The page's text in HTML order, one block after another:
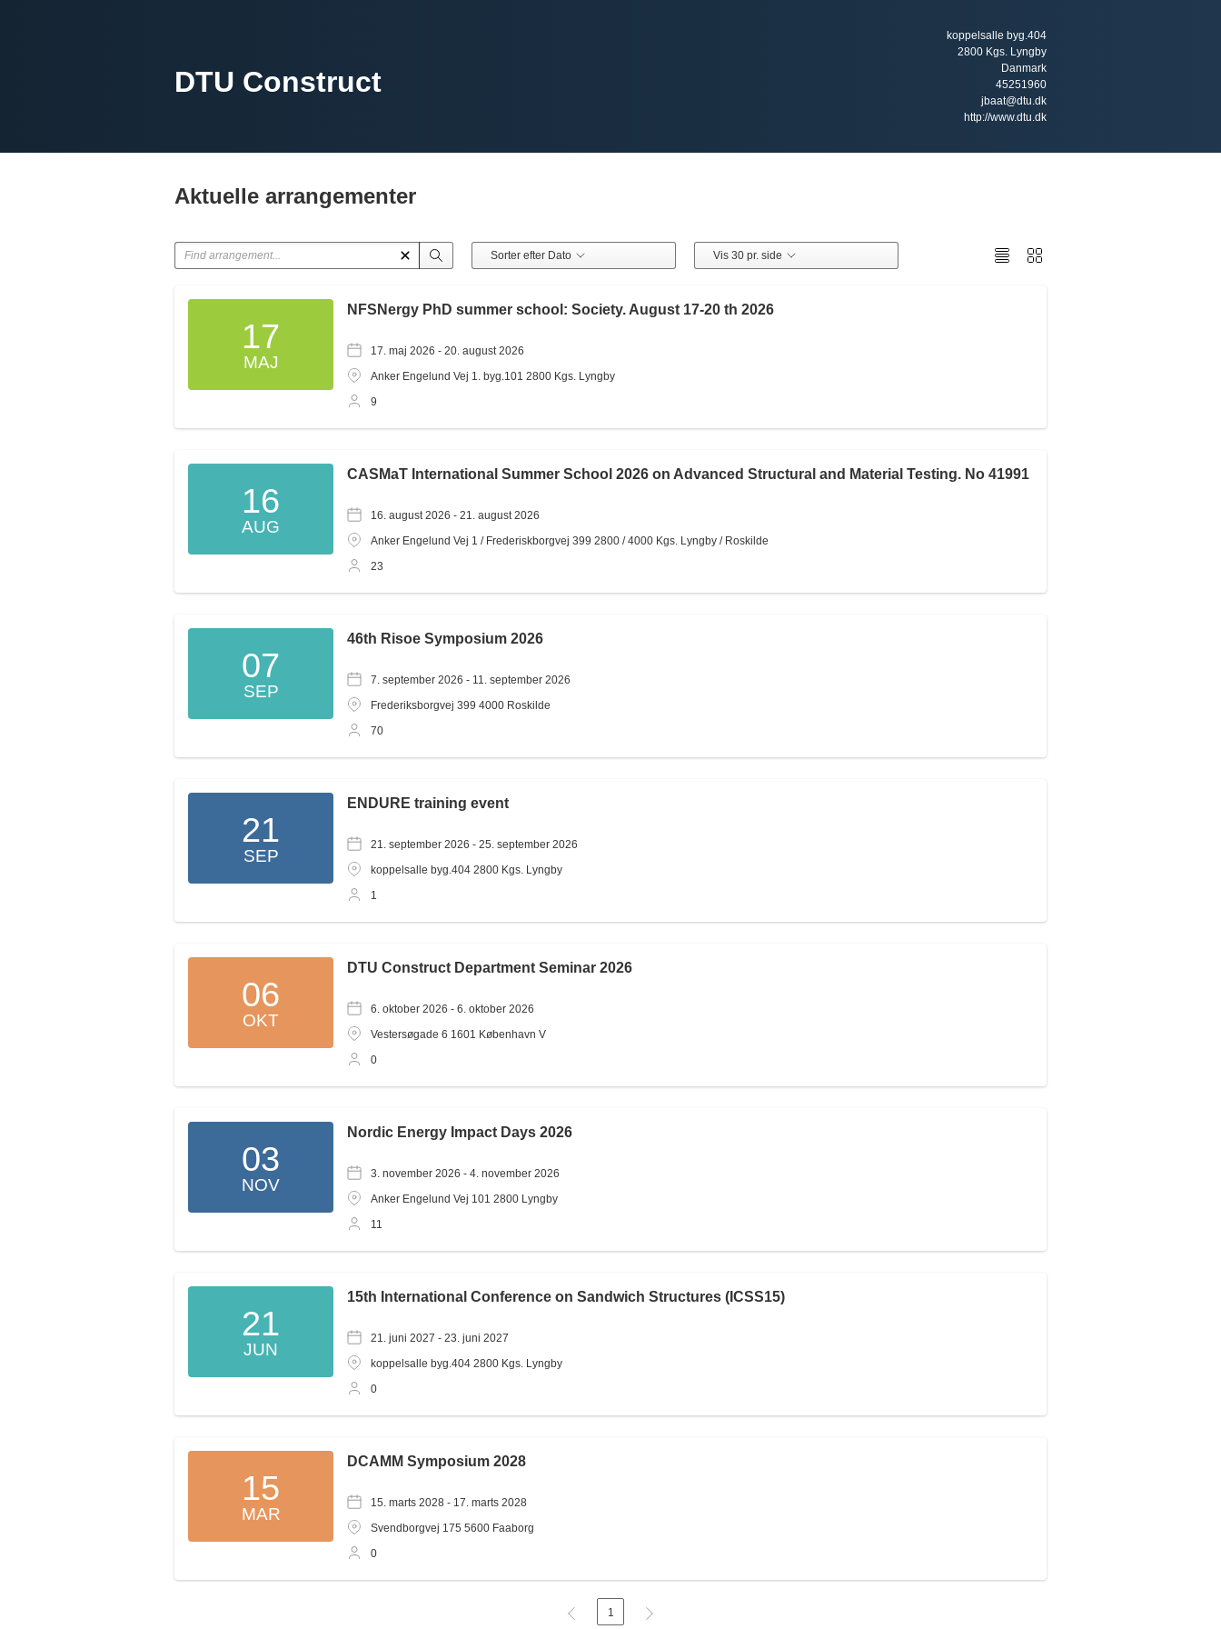
DTU Construct
koppelsalle byg.404
2800 Kgs. Lyngby
Danmark
45251960
jbaat@dtu.dk
http://www.dtu.dk
Aktuelle arrangementer
Sorter efter Dato Vis 30 pr. side
17
MAJ
NFSNergy PhD summer school: Society. August 17-20 th 2026
17. maj 2026 - 20. august 2026
Anker Engelund Vej 1. byg.101 2800 Kgs. Lyngby
9
16
AUG
CASMaT International Summer School 2026 on Advanced Structural and Material Testing. No 41991
16. august 2026 - 21. august 2026
Anker Engelund Vej 1 / Frederiskborgvej 399 2800 / 4000 Kgs. Lyngby / Roskilde
23
07
SEP
46th Risoe Symposium 2026
7. september 2026 - 11. september 2026
Frederiksborgvej 399 4000 Roskilde
70
21
SEP
ENDURE training event
21. september 2026 - 25. september 2026
koppelsalle byg.404 2800 Kgs. Lyngby
1
06
OKT
DTU Construct Department Seminar 2026
6. oktober 2026 - 6. oktober 2026
Vestersøgade 6 1601 København V
0
03
NOV
Nordic Energy Impact Days 2026
3. november 2026 - 4. november 2026
Anker Engelund Vej 101 2800 Lyngby
11
21
JUN
15th International Conference on Sandwich Structures (ICSS15)
21. juni 2027 - 23. juni 2027
koppelsalle byg.404 2800 Kgs. Lyngby
0
15
MAR
DCAMM Symposium 2028
15. marts 2028 - 17. marts 2028
Svendborgvej 175 5600 Faaborg
0
1